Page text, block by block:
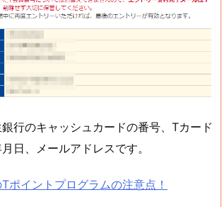
行のキャッシュカードの番号、Tカード
日、メールアドレスです。
ポイントプログラムの注意点！